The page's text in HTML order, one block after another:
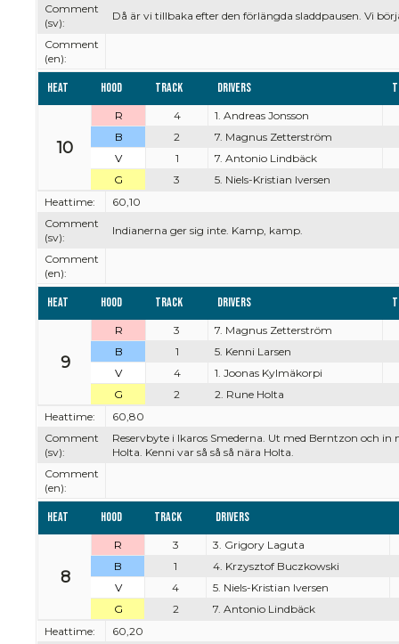
Comment
(sv):
Då är vi tillbaka efter den förlängda sladdpausen. Vi
Comment
(en):
Heat Hood Track Drivers
10
R 4
1. Andreas Jonsson
B
2
7. Magnus Zetterström
V
1
7. Antonio Lindbäck
G
3
5. Niels-Kristian Iversen
Heattime:
60,10
Comment
(sv):
Indianerna ger sig inte. Kamp, kamp.
Comment
(en):
Heat Hood Track Drivers
9
R 3
7. Magnus Zetterström
B
1
5. Kenni Larsen
V
4
1. Joonas Kylmäkorpi
G
2
2. Rune Holta
Heattime:
60,80
Comment
(sv):
Reservbyte i Ikaros Smederna. Ut med Berntzon och
Holta. Kenni var så så så nära Holta.
Comment
(en):
Heat Hood Track Drivers
8
R 3
3. Grigory Laguta
B
1
4. Krzysztof Buczkowski
V
4
5. Niels-Kristian Iversen
G
2
7. Antonio Lindbäck
Heattime:
60,20